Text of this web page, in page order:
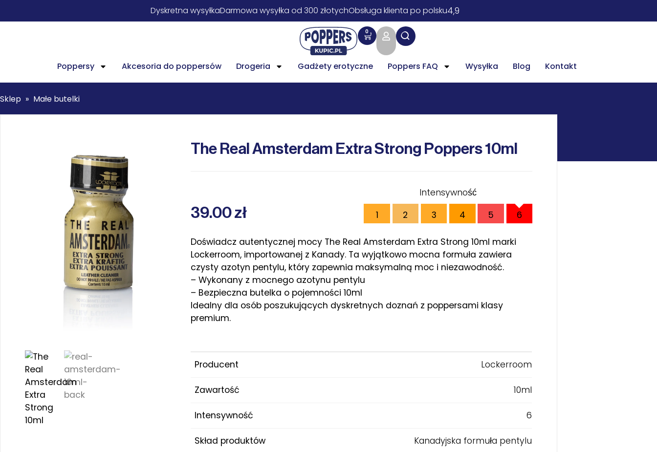
Dyskretna wysyłkaDarmowa wysyłka od 300 złotychObsługa klienta po polsku4,9
0
Poppersy Akcesoria do poppersów Drogeria Gadżety erotyczne Poppers FAQ Wysyłka Blog Kontakt
Sklep » Małe butelki
The Real Amsterdam Extra Strong Poppers 10ml
39.00zł
Intensywność
1
2 3 4 5 6
Doświadcz autentycznej mocy The Real Amsterdam Extra Strong 10ml marki
Lockerroom, importowanej z Kanady. Ta wyjątkowo mocna formuła zawiera
czysty azotyn pentylu, który zapewnia maksymalną moc i niezawodność.
– Wykonany z mocnego azotynu pentylu
– Bezpieczna butelka o pojemności 10ml
Idealny dla osób poszukujących dyskretnych doznań z poppersami klasy
premium.
Producent Lockerroom
Zawartość 10ml
Intensywność 6
Skład produktów Kanadyjska formuła pentylu